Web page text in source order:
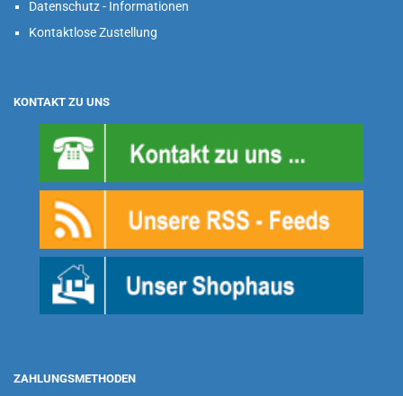
Datenschutz - Informationen
Kontaktlose Zustellung
KONTAKT ZU UNS
ZAHLUNGSMETHODEN